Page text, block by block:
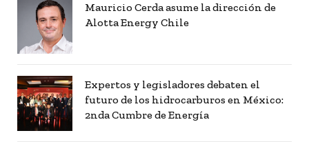
Mauricio Cerda asume la dirección de
Alotta Energy Chile
Expertos y legisladores debaten el
futuro de los hidrocarburos en México:
2nda Cumbre de Energía